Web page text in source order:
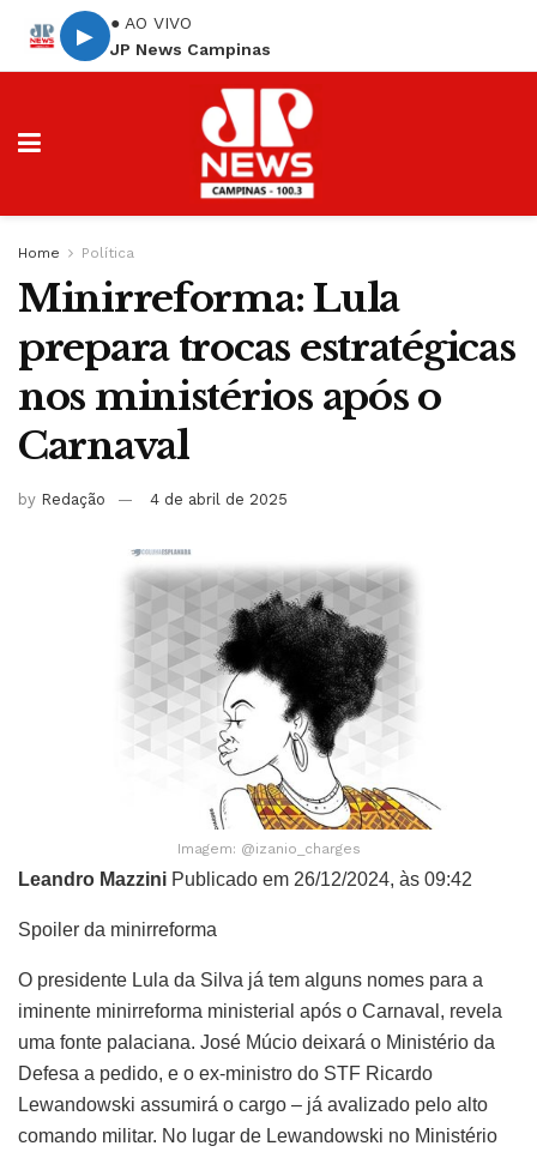
▶
● AO VIVO
JP News Campinas
Home Política
Minirreforma: Lula
prepara trocas estratégicas
nos ministérios após o
Carnaval
by Redação 4 de abril de 2025
Imagem: @izanio_charges
Leandro Mazzini Publicado em 26/12/2024, às 09:42
Spoiler da minirreforma
O presidente Lula da Silva já tem alguns nomes para a
iminente minirreforma ministerial após o Carnaval, revela
uma fonte palaciana. José Múcio deixará o Ministério da
Defesa a pedido, e o ex-ministro do STF Ricardo
Lewandowski assumirá o cargo – já avalizado pelo alto
comando militar. No lugar de Lewandowski no Ministério